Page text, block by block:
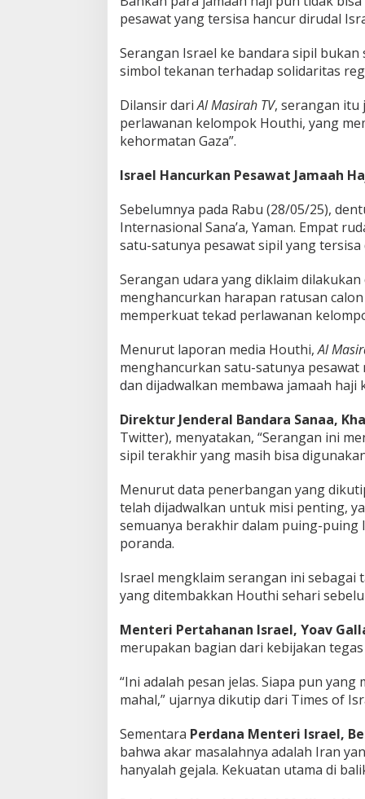
e
pesawat yang tersisa hancur dirudal
Serangan Israel ke bandara sipil
simbol tekanan terhadap solidaritas
Dilansir dariAl Masirah TV, serangan itu
perlawanan kelompok Houthi, yang
kehormatan Gaza”.
Israel Hancurkan Pesawat Jamaah
Sebelumnya pada Rabu (28/05/25),
Internasional Sana’a, Yaman. Empat
satu-satunya pesawat sipil yang tersisa
Serangan udara yang diklaim
menghancurkan harapan ratusan
memperkuat tekad perlawanan
Menurut laporan media Houthi,Al
menghancurkan satu-satunya pesawat
dan dijadwalkan membawa jamaah haji
Direktur Jenderal Bandara Sanaa,
Twitter), menyatakan, “Serangan ini
sipil terakhir yang masih bisa
Menurut data penerbangan yang
telah dijadwalkan untuk misi penting,
semuanya berakhir dalam puing-puing
poranda.
Israel mengklaim serangan ini
yang ditembakkan Houthi sehari
Menteri Pertahanan Israel, Yoav
merupakan bagian dari kebijakan
“Ini adalah pesan jelas. Siapa pun
mahal,” ujarnya dikutip dari Times of
Sementara Perdana Menteri Israel,
bahwa akar masalahnya adalah Iran
hanyalah gejala. Kekuatan utama di